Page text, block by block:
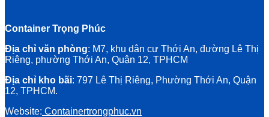
Container Trọng Phúc
Địa chỉ văn phòng: M7, khu dân cư Thới An, đường Lê Thị
Riêng, phường Thới An, Quận 12, TPHCM
Địa chỉ kho bãi: 797 Lê Thị Riêng, Phường Thới An, Quận
12, TPHCM.
Website: Containertrongphuc.vn